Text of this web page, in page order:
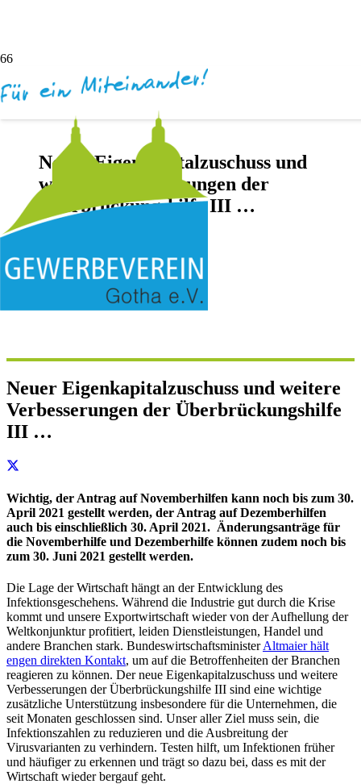
Neuer Eigenkapitalzuschuss und
weitere Verbesserungen der
Überbrückungshilfe III …
Keine Kommentare
Neuer Eigenkapitalzuschuss und weitere
Verbesserungen der Überbrückungshilfe
III …
Wichtig, der Antrag auf Novemberhilfen kann noch bis zum 30.
April 2021 gestellt werden, der Antrag auf Dezemberhilfen
auch bis einschließlich 30. April 2021. Änderungsanträge für
die Novemberhilfe und Dezemberhilfe können zudem noch bis
zum 30. Juni 2021 gestellt werden.
Die Lage der Wirtschaft hängt an der Entwicklung des
Infektionsgeschehens. Während die Industrie gut durch die Krise
kommt und unsere Exportwirtschaft wieder von der Aufhellung der
Weltkonjunktur profitiert, leiden Dienstleistungen, Handel und
andere Branchen stark. BundeswirtschaftsministerAltmaier hält
engen direkten Kontakt, um auf die Betroffenheiten der Branchen
reagieren zu können. Der neue Eigenkapitalzuschuss und weitere
Verbesserungen der Überbrückungshilfe III sind eine wichtige
zusätzliche Unterstützung insbesondere für die Unternehmen, die
seit Monaten geschlossen sind. Unser aller Ziel muss sein, die
Infektionszahlen zu reduzieren und die Ausbreitung der
Virusvarianten zu verhindern. Testen hilft, um Infektionen früher
und häufiger zu erkennen und trägt so dazu bei, dass es mit der
Wirtschaft wieder bergauf geht.